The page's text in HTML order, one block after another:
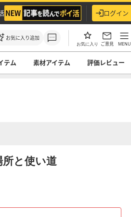
ログイン
お気に入り追加
お気に入り ご意見 MENU
テム 素材アイテム 評価レビュー
と使い道